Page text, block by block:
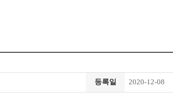
등록일 2020-12-08